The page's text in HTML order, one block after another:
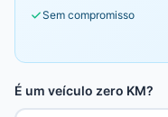
Sem compromisso
É um veículo zero KM?